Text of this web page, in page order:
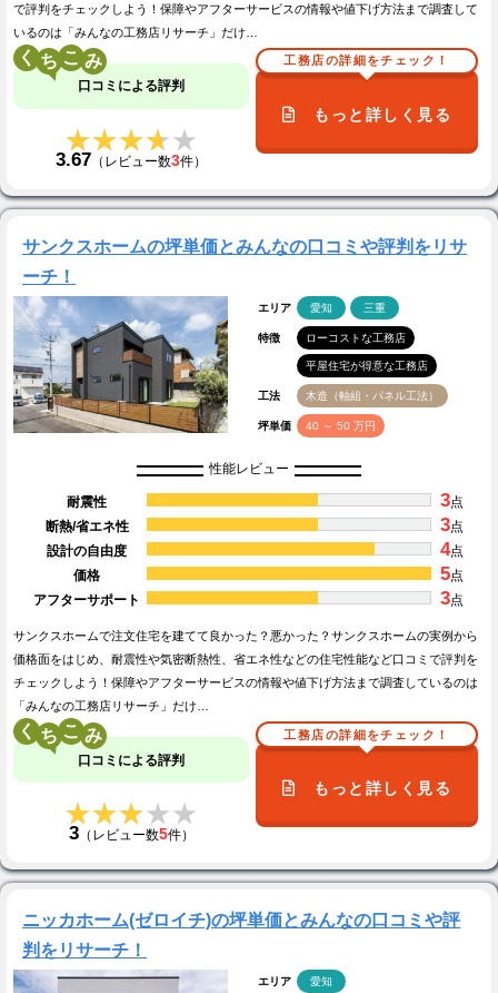
で評判をチェックしよう！保障やアフターサービスの情報や値下げ方法まで調査して
いるのは「みんなの工務店リサーチ」だけ…
く こ
口コミによる評判
★★★★★
★★★★★
3.67 （レビュー数3件）
工務店の詳細をチェック！
もっと詳しく見る
サンクスホームの坪単価とみんなの口コミや評判をリサ
ーチ！
エリア 愛知 三重
特徴 ローコストな工務店
平屋住宅が得意な工務店
工法 木造（軸組・パネル工法）
坪単価 40 ～ 50 万円
性能レビュー
耐震性 3点
断熱/省エネ性
3点
設計の自由度
4点
価格
5点
アフターサポート
3点
サンクスホームで注文住宅を建てて良かった？悪かった？サンクスホームの実例から
価格面をはじめ、耐震性や気密断熱性、省エネ性などの住宅性能など口コミで評判を
チェックしよう！保障やアフターサービスの情報や値下げ方法まで調査しているのは
「みんなの工務店リサーチ」だけ…
く こ
口コミによる評判
★★★★★
★★★★★
3（レビュー数5件）
工務店の詳細をチェック！
もっと詳しく見る
ニッカホーム(ゼロイチ)の坪単価とみんなの口コミや評
判をリサーチ！
エリア 愛知